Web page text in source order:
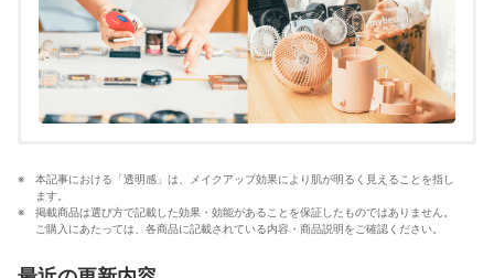
がらコンテンツを制作している。
西海友梨恵（Yurie Nishiumi）のプロフィール
本記事における「透明感」は、メイクアップ効果により肌が明るく見えることを指し
ます。
掲載商品は選び方で記載した効果・効能があることを保証したものではありません。
ご購入にあたっては、各商品に記載されている内容・商品説明をご確認ください。